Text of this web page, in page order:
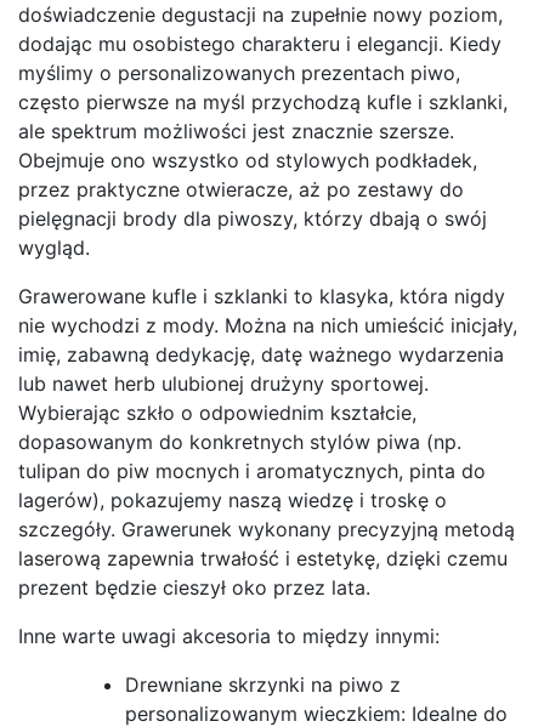
doświadczenie degustacji na zupełnie nowy poziom,
dodając mu osobistego charakteru i elegancji. Kiedy
myślimy o personalizowanych prezentach piwo,
często pierwsze na myśl przychodzą kufle i szklanki,
ale spektrum możliwości jest znacznie szersze.
Obejmuje ono wszystko od stylowych podkładek,
przez praktyczne otwieracze, aż po zestawy do
pielęgnacji brody dla piwoszy, którzy dbają o swój
wygląd.
Grawerowane kufle i szklanki to klasyka, która nigdy
nie wychodzi z mody. Można na nich umieścić inicjały,
imię, zabawną dedykację, datę ważnego wydarzenia
lub nawet herb ulubionej drużyny sportowej.
Wybierając szkło o odpowiednim kształcie,
dopasowanym do konkretnych stylów piwa (np.
tulipan do piw mocnych i aromatycznych, pinta do
lagerów), pokazujemy naszą wiedzę i troskę o
szczegóły. Grawerunek wykonany precyzyjną metodą
laserową zapewnia trwałość i estetykę, dzięki czemu
prezent będzie cieszył oko przez lata.
Inne warte uwagi akcesoria to między innymi:
Drewniane skrzynki na piwo z
personalizowanym wieczkiem: Idealne do